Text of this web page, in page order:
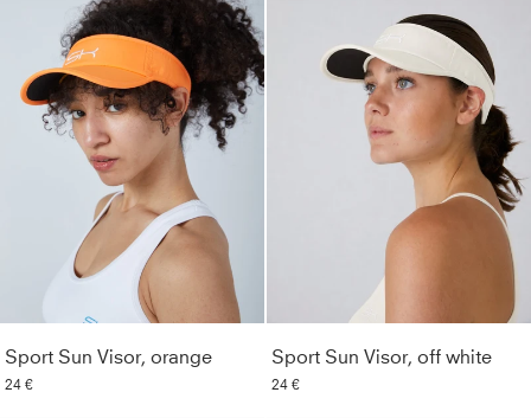
Sport Sun Visor, orange
24 €
Sport Sun Visor, off white
24 €